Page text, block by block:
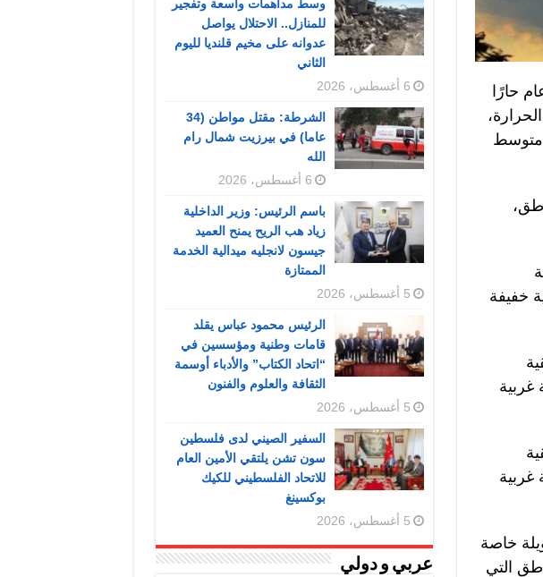
حارًا
متوسط
خفيفة
غربية
غربية
خاصة
في المناطق التي
وسط مداهمات واسعة وتفجير
للمنازل.. الاحتلال يواصل
عدوانه على مخيم قلنديا لليوم
الثاني
6 أغسطس، 2026
الشرطة: مقتل مواطن (34
عاما) في بيرزيت شمال رام
الله
6 أغسطس، 2026
باسم الرئيس: وزير الداخلية
زياد هب الريح يمنح العميد
جيسون لانجليه ميدالية الخدمة
الممتازة
5 أغسطس، 2026
الرئيس محمود عباس يقلد
قامات وطنية ومؤسسين في
“اتحاد الكتاب” والأدباء أوسمة
الثقافة والعلوم والفنون
5 أغسطس، 2026
السفير الصيني لدى فلسطين
سون تشن يلتقي الأمين العام
للاتحاد الفلسطيني للكيك
بوكسينغ
5 أغسطس، 2026
عربي و دولي